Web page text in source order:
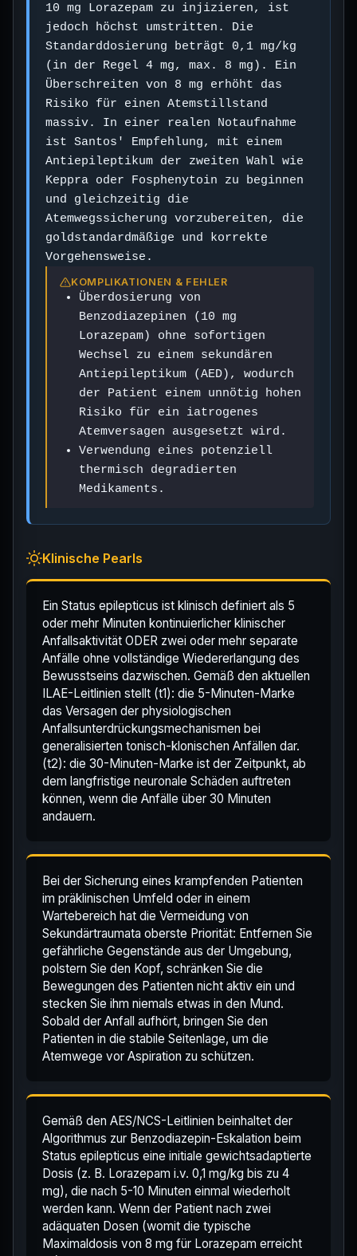
10 mg Lorazepam zu injizieren, ist
jedoch höchst umstritten. Die
Standarddosierung beträgt 0,1 mg/kg
(in der Regel 4 mg, max. 8 mg). Ein
Überschreiten von 8 mg erhöht das
Risiko für einen Atemstillstand
massiv. In einer realen Notaufnahme
ist Santos' Empfehlung, mit einem
Antiepileptikum der zweiten Wahl wie
Keppra oder Fosphenytoin zu beginnen
und gleichzeitig die
Atemwegssicherung vorzubereiten, die
goldstandardmäßige und korrekte
Vorgehensweise.
KOMPLIKATIONEN & FEHLER
Überdosierung von
Benzodiazepinen (10 mg
Lorazepam) ohne sofortigen
Wechsel zu einem sekundären
Antiepileptikum (AED), wodurch
der Patient einem unnötig hohen
Risiko für ein iatrogenes
Atemversagen ausgesetzt wird.
Verwendung eines potenziell
thermisch degradierten
Medikaments.
Klinische Pearls
Ein Status epilepticus ist klinisch definiert als 5
oder mehr Minuten kontinuierlicher klinischer
Anfallsaktivität ODER zwei oder mehr separate
Anfälle ohne vollständige Wiedererlangung des
Bewusstseins dazwischen. Gemäß den aktuellen
ILAE-Leitlinien stellt (t1): die 5-Minuten-Marke
das Versagen der physiologischen
Anfallsunterdrückungsmechanismen bei
generalisierten tonisch-klonischen Anfällen dar.
(t2): die 30-Minuten-Marke ist der Zeitpunkt, ab
dem langfristige neuronale Schäden auftreten
können, wenn die Anfälle über 30 Minuten
andauern.
Bei der Sicherung eines krampfenden Patienten
im präklinischen Umfeld oder in einem
Wartebereich hat die Vermeidung von
Sekundärtraumata oberste Priorität: Entfernen Sie
gefährliche Gegenstände aus der Umgebung,
polstern Sie den Kopf, schränken Sie die
Bewegungen des Patienten nicht aktiv ein und
stecken Sie ihm niemals etwas in den Mund.
Sobald der Anfall aufhört, bringen Sie den
Patienten in die stabile Seitenlage, um die
Atemwege vor Aspiration zu schützen.
Gemäß den AES/NCS-Leitlinien beinhaltet der
Algorithmus zur Benzodiazepin-Eskalation beim
Status epilepticus eine initiale gewichtsadaptierte
Dosis (z. B. Lorazepam i.v. 0,1 mg/kg bis zu 4
mg), die nach 5-10 Minuten einmal wiederholt
werden kann. Wenn der Patient nach zwei
adäquaten Dosen (womit die typische
Maximaldosis von 8 mg für Lorazepam erreicht